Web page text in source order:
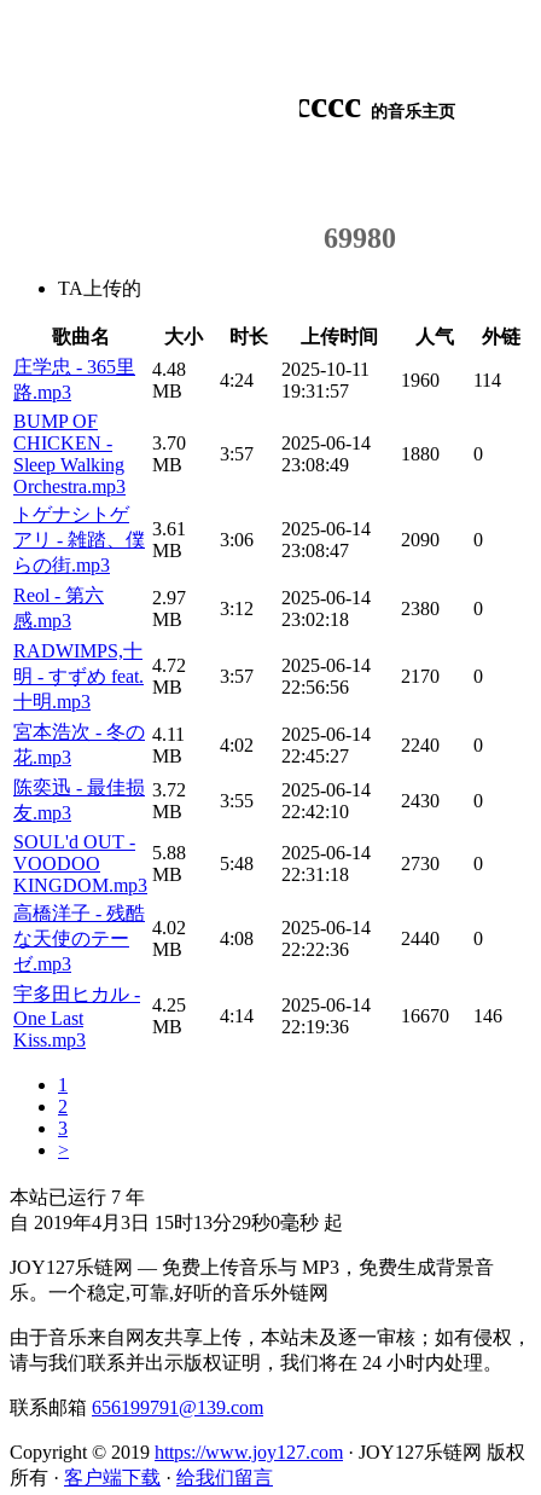
LIcccc 的音乐主页
歌曲总数
69980
TA上传的
歌曲名 大小 时长 上传时间 人气
外链
庄学忠 - 365里
路.mp3
4.48
MB
4:24
2025-10-11
19:31:57
1960
114
BUMP OF
CHICKEN -
Sleep Walking
Orchestra.mp3
3.70
MB
3:57
2025-06-14
23:08:49
1880 0
トゲナシトゲ
アリ - 雑踏、僕
らの街.mp3
3.61
MB
3:06
2025-06-14
23:08:47
2090 0
Reol - 第六
感.mp3
2.97
MB
3:12
2025-06-14
23:02:18
2380 0
RADWIMPS,十
明 - すずめ feat.
十明.mp3
4.72
MB
3:57
2025-06-14
22:56:56
2170 0
宮本浩次 - 冬の
花.mp3
4.11
MB
4:02
2025-06-14
22:45:27
2240 0
陈奕迅 - 最佳损
友.mp3
3.72
MB
3:55
2025-06-14
22:42:10
2430
0
SOUL'd OUT -
VOODOO
KINGDOM.mp3
5.88
MB
5:48
2025-06-14
22:31:18
2730 0
高橋洋子 - 残酷
な天使のテー
ゼ.mp3
4.02
MB
4:08
2025-06-14
22:22:36
2440 0
宇多田ヒカル -
One Last
Kiss.mp3
4.25
MB
4:14
2025-06-14
22:19:36
16670 146
1
2
3
>
本站已运行 7 年
自 2019年4月3日 15时13分29秒0毫秒 起
JOY127乐链网 — 免费上传音乐与 MP3，免费生成背景音
乐。一个稳定,可靠,好听的音乐外链网
由于音乐来自网友共享上传，本站未及逐一审核；如有侵权，
请与我们联系并出示版权证明，我们将在 24 小时内处理。
联系邮箱 656199791@139.com
Copyright © 2019 https://www.joy127.com · JOY127乐链网 版权
所有 · 客户端下载 · 给我们留言